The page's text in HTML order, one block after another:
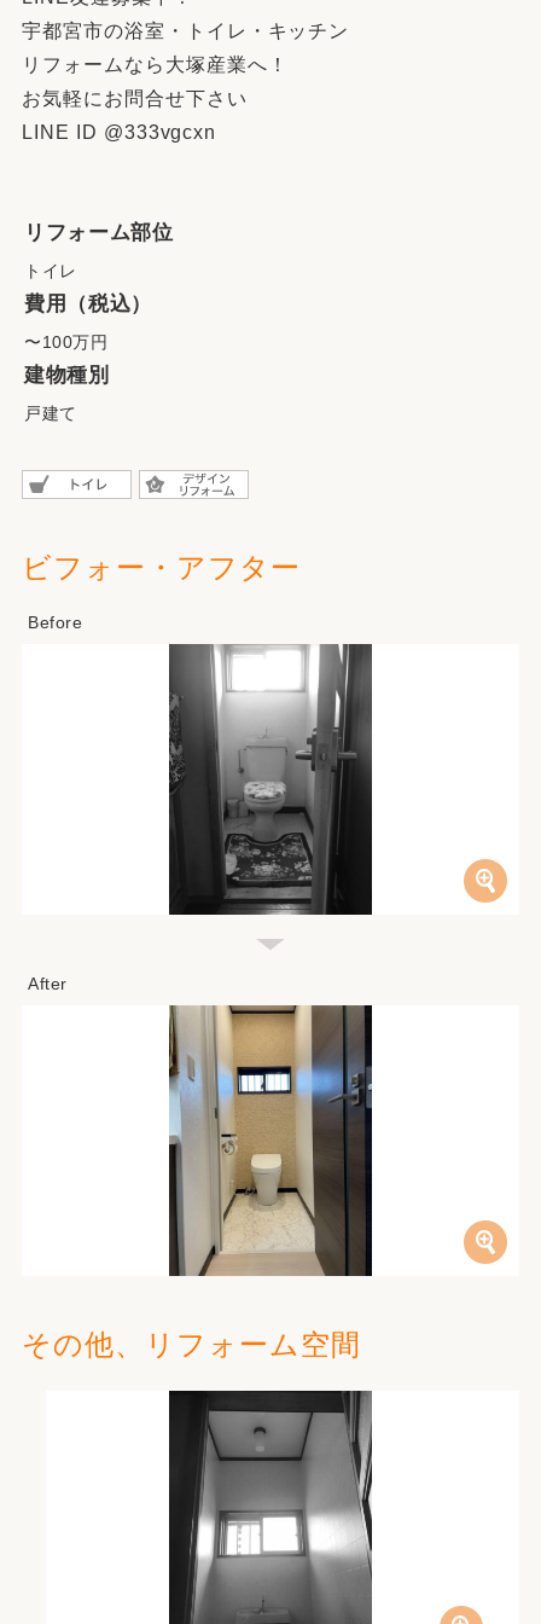
宇都宮市の浴室・トイレ・キッチン
リフォームなら大塚産業へ！
お気軽にお問合せ下さい
LINE ID @333vgcxn
リフォーム部位
トイレ
費用（税込）
〜100万円
建物種別
戸建て
ビフォー・アフター
その他、リフォーム空間